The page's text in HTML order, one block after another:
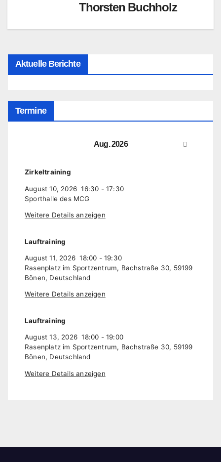
Thorsten Buchholz
Aktuelle Berichte
Termine
Aug. 2026
Zirkeltraining
August 10, 2026 16:30 -17:30
Sporthalle des MCG
Weitere Details anzeigen
Lauftraining
August 11, 2026 18:00 -19:30
Rasenplatz im Sportzentrum, Bachstraße 30, 59199
Bönen, Deutschland
Weitere Details anzeigen
Lauftraining
August 13, 2026 18:00 -19:00
Rasenplatz im Sportzentrum, Bachstraße 30, 59199
Bönen, Deutschland
Weitere Details anzeigen